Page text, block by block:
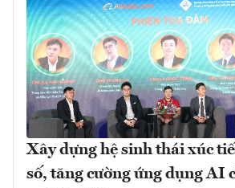
Xây dựng hệ sinh thái xúc
số, tăng cường ứng dụng AI